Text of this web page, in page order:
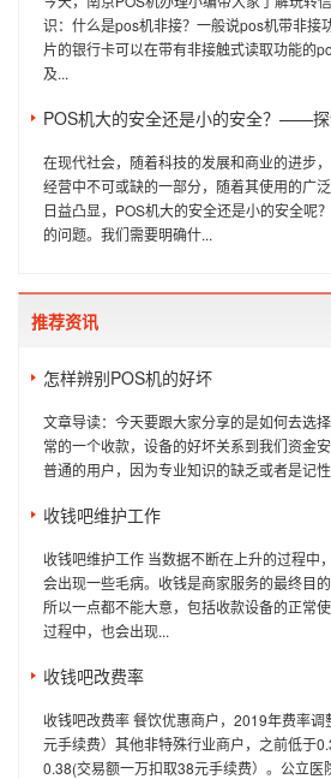
识：什么是pos机非接？一般说pos机带非接
片的银行卡可以在带有非接触式读取功能的
及...
POS机大的安全还是小的安全？——探讨
在现代社会，随着科技的发展和商业的进步
经营中不可或缺的一部分，随着其使用的广
日益凸显，POS机大的安全还是小的安全呢
的问题。我们需要明确什...
推荐资讯
怎样辨别POS机的好坏
文章导读：今天要跟大家分享的是如何去选
常的一个收款，设备的好坏关系到我们资金
普通的用户，因为专业知识的缺乏或者是记
收钱吧维护工作
收钱吧维护工作 当数据不断在上升的过程中
会出现一些毛病。收钱是商家服务的最终目
所以一点都不能大意，包括收款设备的正常
过程中，也会出现...
收钱吧改费率
收钱吧改费率 餐饮优惠商户，2019年费率
元手续费）其他非特殊行业商户，之前低于
0.38(交易额一万扣取38元手续费）。公立医